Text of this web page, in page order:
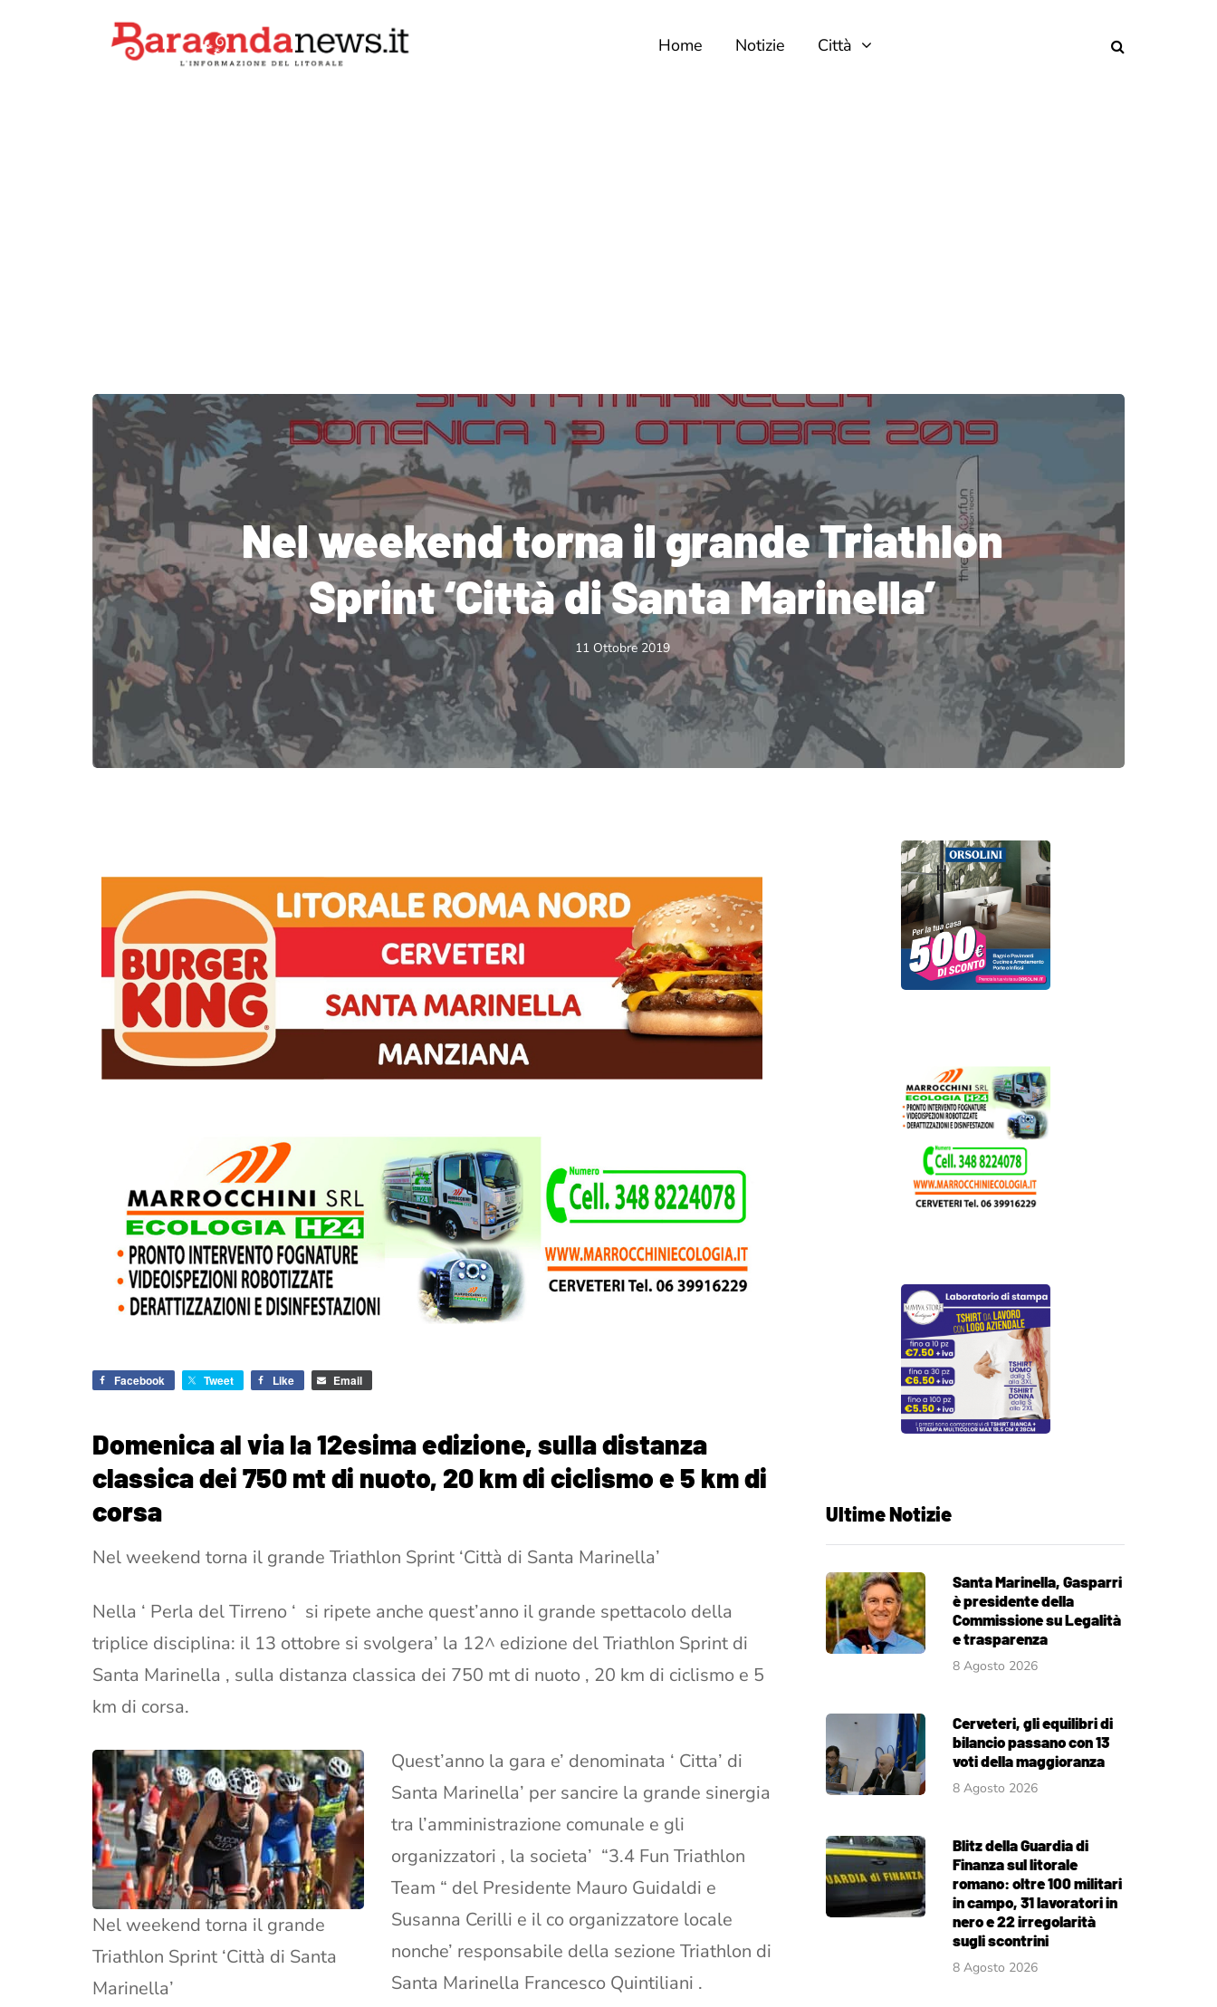
Home Notizie Città
Nel weekend torna il grande Triathlon
Sprint ‘Città di Santa Marinella’
11 Ottobre 2019
Facebook Tweet Like Email
Domenica al via la 12esima edizione, sulla distanza
classica dei 750 mt di nuoto, 20 km di ciclismo e 5 km di
corsa
Nel weekend torna il grande Triathlon Sprint ‘Città di Santa Marinella’
Nella ‘ Perla del Tirreno ‘ si ripete anche quest’anno il grande spettacolo della
triplice disciplina: il 13 ottobre si svolgera’ la 12^ edizione del Triathlon Sprint di
Santa Marinella , sulla distanza classica dei 750 mt di nuoto , 20 km di ciclismo e 5
km di corsa.
Nel weekend torna il grande
Triathlon Sprint ‘Città di Santa
Marinella’
Quest’anno la gara e’ denominata ‘ Citta’ di
Santa Marinella’ per sancire la grande sinergia
tra l’amministrazione comunale e gli
organizzatori , la societa’ “3.4 Fun Triathlon
Team “ del Presidente Mauro Guidaldi e
Susanna Cerilli e il co organizzatore locale
nonche’ responsabile della sezione Triathlon di
Santa Marinella Francesco Quintiliani .
Ultime Notizie
Santa Marinella, Gasparri
è presidente della
Commissione su Legalità
e trasparenza
8 Agosto 2026
Cerveteri, gli equilibri di
bilancio passano con 13
voti della maggioranza
8 Agosto 2026
Blitz della Guardia di
Finanza sul litorale
romano: oltre 100 militari
in campo, 31 lavoratori in
nero e 22 irregolarità
sugli scontrini
8 Agosto 2026